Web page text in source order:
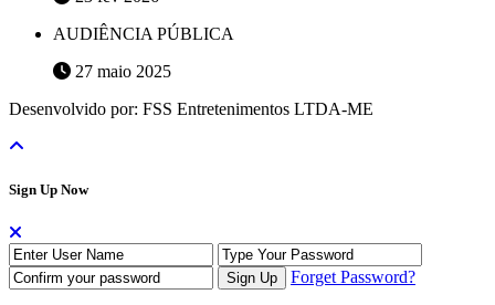
AUDIÊNCIA PÚBLICA
27 maio 2025
Desenvolvido por: FSS Entretenimentos LTDA-ME
Sign Up Now
Forget Password?